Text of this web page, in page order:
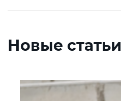
Новые статьи